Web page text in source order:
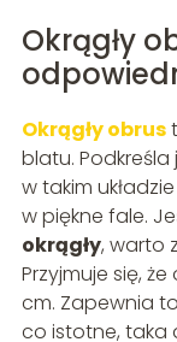
Okrągły
Okrągły obrus
blatu. Podkreśla
w takim
w piękne fale.
okrągły, warto
Przyjmuje się,
cm. Zapewnia
co istotne, taka